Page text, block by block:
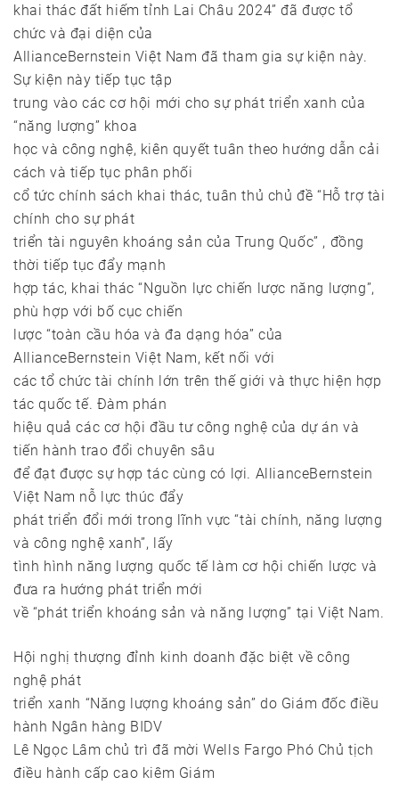
khai thác đất hiếm tỉnh Lai Châu 2024” đã được tổ
chức và đại diện của
AllianceBernstein Việt Nam đã tham gia sự kiện này.
Sự kiện này tiếp tục tập
trung vào các cơ hội mới cho sự phát triển xanh của
“năng lượng” khoa
học và công nghệ, kiên quyết tuân theo hướng dẫn cải
cách và tiếp tục phân phối
cổ tức chính sách khai thác, tuân thủ chủ đề “Hỗ trợ tài
chính cho sự phát
triển tài nguyên khoáng sản của Trung Quốc” , đồng
thời tiếp tục đẩy mạnh
hợp tác, khai thác “Nguồn lực chiến lược năng lượng”,
phù hợp với bố cục chiến
lược “toàn cầu hóa và đa dạng hóa” của
AllianceBernstein Việt Nam, kết nối với
các tổ chức tài chính lớn trên thế giới và thực hiện hợp
tác quốc tế. Đàm phán
hiệu quả các cơ hội đầu tư công nghệ của dự án và
tiến hành trao đổi chuyên sâu
để đạt được sự hợp tác cùng có lợi. AllianceBernstein
Việt Nam nỗ lực thúc đẩy
phát triển đổi mới trong lĩnh vực “tài chính, năng lượng
và công nghệ xanh”, lấy
tình hình năng lượng quốc tế làm cơ hội chiến lược và
đưa ra hướng phát triển mới
về “phát triển khoáng sản và năng lượng” tại Việt Nam.
Hội nghị thượng đỉnh kinh doanh đặc biệt về công
nghệ phát
triển xanh “Năng lượng khoáng sản” do Giám đốc điều
hành Ngân hàng BIDV
Lê Ngọc Lâm chủ trì đã mời Wells Fargo Phó Chủ tịch
điều hành cấp cao kiêm Giám